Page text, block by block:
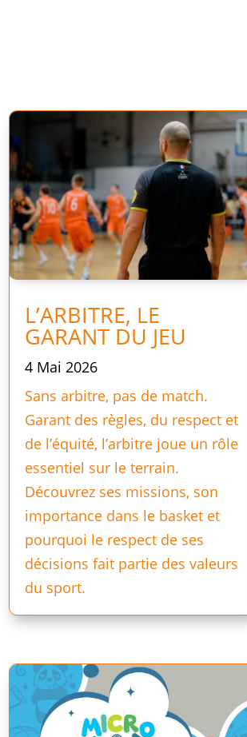
L’ARBITRE, LE
GARANT DU JEU
4 Mai 2026
Sans arbitre, pas de match.
Garant des règles, du respect et
de l’équité, l’arbitre joue un rôle
essentiel sur le terrain.
Découvrez ses missions, son
importance dans le basket et
pourquoi le respect de ses
décisions fait partie des valeurs
du sport.